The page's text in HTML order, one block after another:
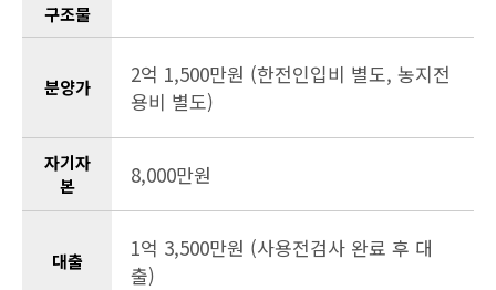
구조물
분양가
2억 1,500만원 (한전인입비 별도, 농지전
용비 별도)
자기자
본
8,000만원
대출
1억 3,500만원 (사용전검사 완료 후 대
출)